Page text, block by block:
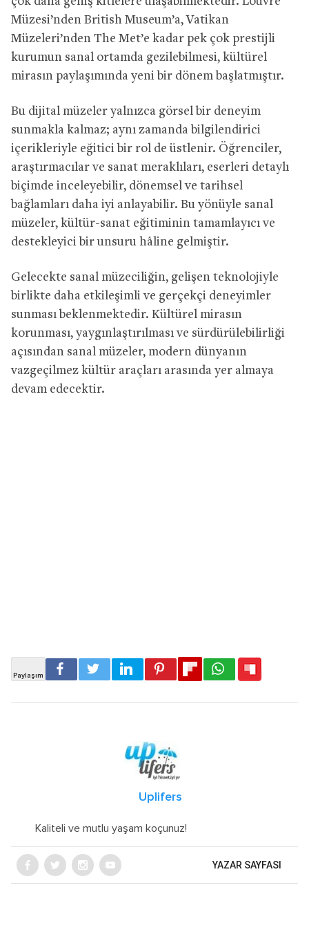
Müzesi’nden British Museum’a, Vatikan
Müzeleri’nden The Met’e kadar pek çok prestijli
kurumun sanal ortamda gezilebilmesi, kültürel
mirasın paylaşımında yeni bir dönem başlatmıştır.
Bu dijital müzeler yalnızca görsel bir deneyim
sunmakla kalmaz; aynı zamanda bilgilendirici
içerikleriyle eğitici bir rol de üstlenir. Öğrenciler,
araştırmacılar ve sanat meraklıları, eserleri detaylı
biçimde inceleyebilir, dönemsel ve tarihsel
bağlamları daha iyi anlayabilir. Bu yönüyle sanal
müzeler, kültür-sanat eğitiminin tamamlayıcı ve
destekleyici bir unsuru hâline gelmiştir.
Gelecekte sanal müzeciliğin, gelişen teknolojiyle
birlikte daha etkileşimli ve gerçekçi deneyimler
sunması beklenmektedir. Kültürel mirasın
korunması, yaygınlaştırılması ve sürdürülebilirliği
açısından sanal müzeler, modern dünyanın
vazgeçilmez kültür araçları arasında yer almaya
devam edecektir.
Uplifers
Kaliteli ve mutlu yaşam koçunuz!
YAZAR SAYFASI